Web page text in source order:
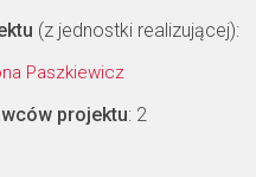
(z jednostki realizującej):
Paszkiewicz
projektu: 2